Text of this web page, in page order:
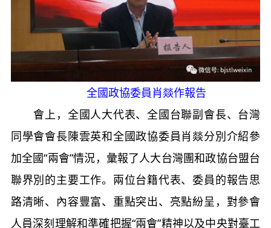
全國政協委員肖燚作報告
會上，全國人大代表、全國台聯副會長、台灣
同學會會長陳雲英和全國政協委員肖燚分別介紹參
加全國“兩會”情況，彙報了人大台灣團和政協台盟台
聯界別的主要工作。兩位台籍代表、委員的報告思
路清晰、內容豐富、重點突出、亮點紛呈，對參會
人員深刻理解和準確把握“兩會”精神以及中央對臺工